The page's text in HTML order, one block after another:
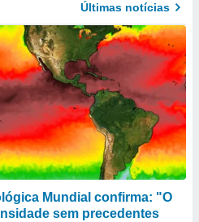
Últimas notícias
Mundial confirma: "O
sem precedentes